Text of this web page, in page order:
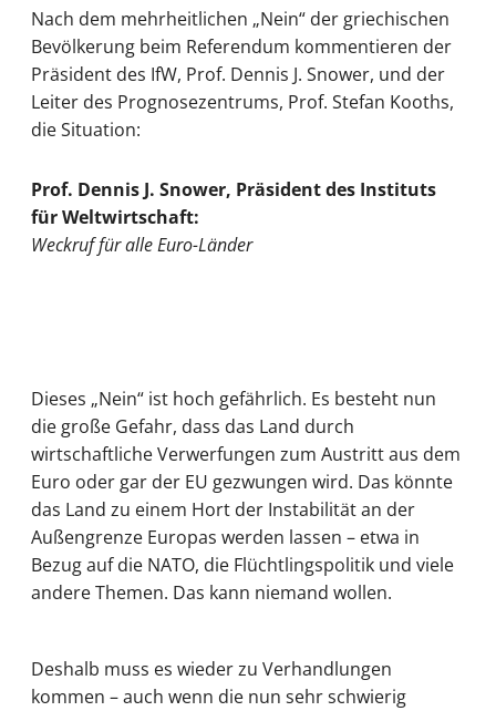
Nach dem mehrheitlichen „Nein“ der griechischen
Bevölkerung beim Referendum kommentieren der
Präsident des IfW, Prof. Dennis J. Snower, und der
Leiter des Prognosezentrums, Prof. Stefan Kooths,
die Situation:
Prof. Dennis J. Snower, Präsident des Instituts
für Weltwirtschaft:
Weckruf für alle Euro-Länder
Dieses „Nein“ ist hoch gefährlich. Es besteht nun
die große Gefahr, dass das Land durch
wirtschaftliche Verwerfungen zum Austritt aus dem
Euro oder gar der EU gezwungen wird. Das könnte
das Land zu einem Hort der Instabilität an der
Außengrenze Europas werden lassen – etwa in
Bezug auf die NATO, die Flüchtlingspolitik und viele
andere Themen. Das kann niemand wollen.
Deshalb muss es wieder zu Verhandlungen
kommen – auch wenn die nun sehr schwierig